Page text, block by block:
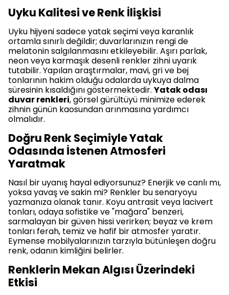
Uyku Kalitesi ve Renk İlişkisi
Uyku hijyeni sadece yatak seçimi veya karanlık
ortamla sınırlı değildir; duvarlarınızın rengi de
melatonin salgılanmasını etkileyebilir. Aşırı parlak,
neon veya karmaşık desenli renkler zihni uyarık
tutabilir. Yapılan araştırmalar, mavi, gri ve bej
tonlarının hakim olduğu odalarda uykuya dalma
süresinin kısaldığını göstermektedir. Yatak odası
duvar renkleri, görsel gürültüyü minimize ederek
zihnin günün kaosundan arınmasına yardımcı
olmalıdır.
Doğru Renk Seçimiyle Yatak
Odasında İstenen Atmosferi
Yaratmak
Nasıl bir uyanış hayal ediyorsunuz? Enerjik ve canlı mı,
yoksa yavaş ve sakin mi? Renkler bu senaryoyu
yazmanıza olanak tanır. Koyu antrasit veya lacivert
tonları, odaya sofistike ve "mağara" benzeri,
sarmalayan bir güven hissi verirken; beyaz ve krem
tonları ferah, temiz ve hafif bir atmosfer yaratır.
Eymense mobilyalarınızın tarzıyla bütünleşen doğru
renk, odanın kimliğini belirler.
Renklerin Mekan Algısı Üzerindeki
Etkisi